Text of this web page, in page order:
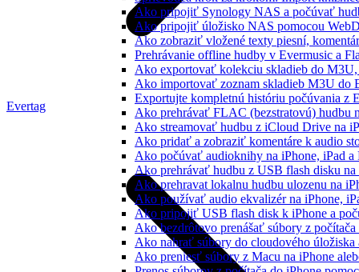
Ako pripojiť Synology NAS a počúvať
Ako pripojiť úložisko NAS pomocou
Ako zobraziť vložené texty piesní,
Prehrávanie offline hudby v Evermusic a
Ako exportovať kolekciu skladieb do
Ako importovať zoznam skladieb M3U do
Exportujte kompletnú históriu počúvania z
Ako prehrávať FLAC (bezstratovú) hudbu
Ako streamovať hudbu z iCloud Drive na
Ako pridať a zobraziť komentáre k audio
Ako počúvať audioknihy na iPhone, iPad a
Ako prehrávať hudbu z USB flash disku
Ako prehravat lokalnu hudbu ulozenu na
Ako používať audio ekvalizér na iPhone,
Ako pripojiť USB flash disk k iPhone a
Ako bezdrôtovo prenášať súbory z
Ako nahrať súbory do cloudového
Ako preniesť súbory z Macu na iPhone
Evertag